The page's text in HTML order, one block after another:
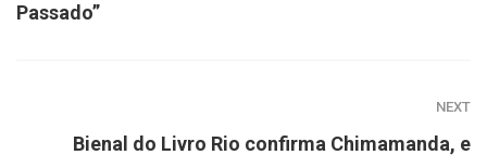
Passado”
NEXT
Bienal do Livro Rio confirma Chimamanda, e